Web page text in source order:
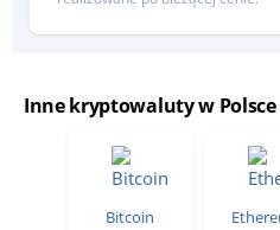
Inne kryptowaluty w Polsce
Bitcoin